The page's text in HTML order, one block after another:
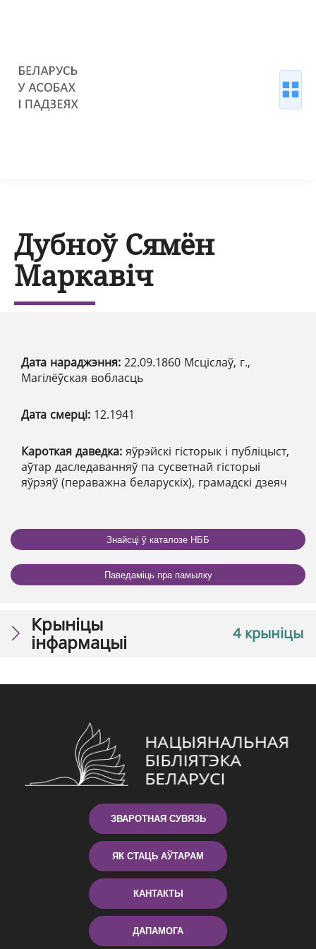
Дубноў Сямён
Маркавіч
Дата нараджэння: 22.09.1860 Мсціслаў, г.,
Магілёўская вобласць
Дата смерці: 12.1941
Кароткая даведка: яўрэйскі гісторык і публіцыст,
аўтар даследаванняў па сусветнай гісторыі
яўрэяў (пераважна беларускіх), грамадскі дзеяч
Знайсці ў каталозе НББ
Паведаміць пра памылку
4 крыніцы
Крыніцы
інфармацыі
ЗВАРОТНАЯ СУВЯЗЬ
ЯК СТАЦЬ АЎТАРАМ
КАНТАКТЫ
ДАПАМОГА